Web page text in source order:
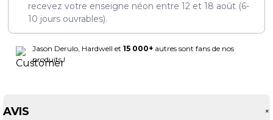
recevez votre enseigne néon entre 12 et 18 août (6-
10 jours ouvrables).
Jason Derulo, Hardwell et 15 000+ autres sont fans de nos
produits !
AVIS +